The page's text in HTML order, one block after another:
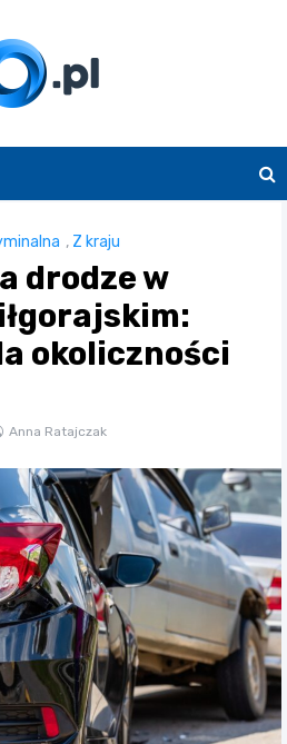
, Z kraju
drodze w
okoliczności
Anna Ratajczak